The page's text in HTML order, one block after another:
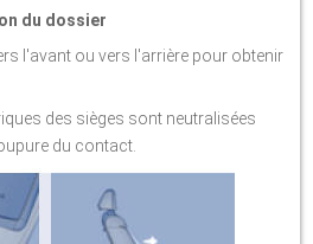
du dossier
l'avant ou vers l'arrière pour obtenir
des sièges sont neutralisées
du contact.